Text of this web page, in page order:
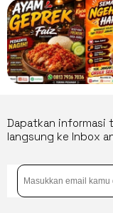
Dapatkan informasi
langsung ke Inbox